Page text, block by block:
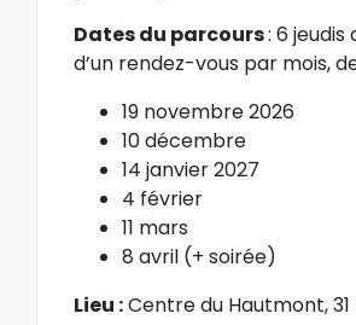
Dates du parcours: 6
d’un rendez-vous par mois,
19 novembre 2026
10 décembre
14 janvier 2027
4 février
11 mars
8 avril (+ soirée)
Lieu :Centre du Hautmont, 31